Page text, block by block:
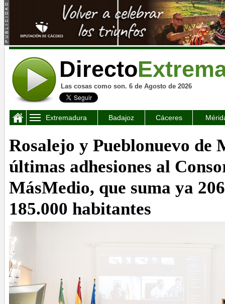
Directo
Las cosas como son. 6 de Agosto de 2026
Extremadura Badajoz Cáceres
Rosalejo y Pueblonuevo de
últimas adhesiones al
MásMedio, que suma ya
185.000 habitantes